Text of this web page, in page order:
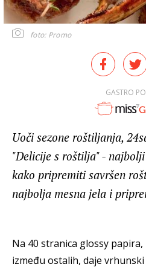
foto: Promo
GASTRO
Uoči sezone roštiljanja,
"Delicije s roštilja" -
kako pripremiti savršen
najbolja mesna jela i
Na 40 stranica glossy
između ostalih, daje